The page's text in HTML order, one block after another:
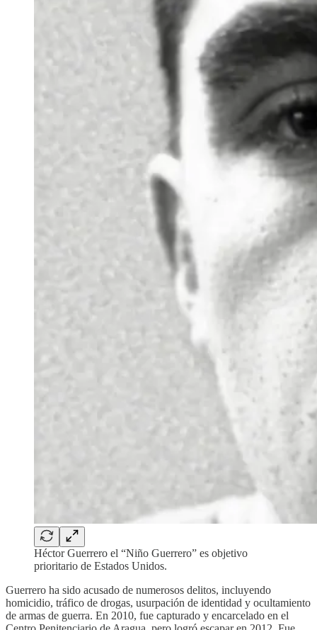
Héctor Guerrero el “Niño Guerrero” es objetivo
prioritario de Estados Unidos.
Guerrero ha sido acusado de numerosos delitos, incluyendo
homicidio, tráfico de drogas, usurpación de identidad y ocultamiento
de armas de guerra. En 2010, fue capturado y encarcelado en el